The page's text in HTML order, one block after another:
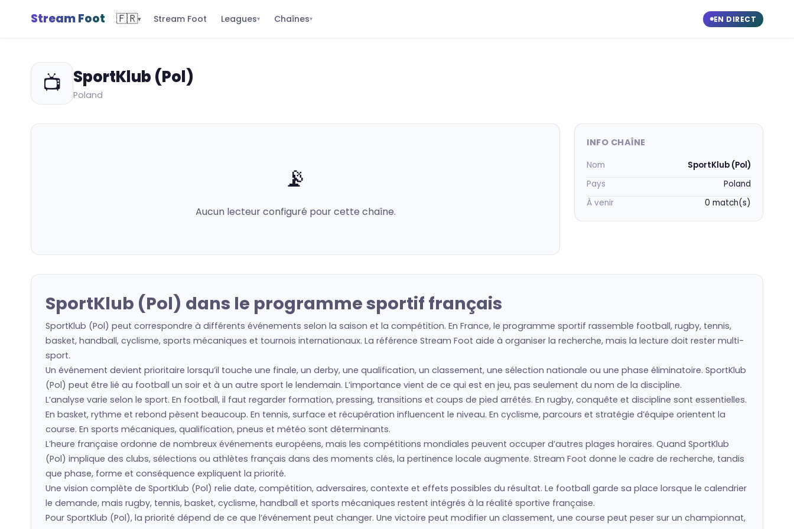
Stream Foot 🇫🇷▾ Stream Foot Leagues▾ Chaînes▾ EN DIRECT
📺 SportKlub (Pol)
Poland
📡
Aucun lecteur configuré pour cette chaîne.
INFO CHAÎNE
Nom
SportKlub (Pol)
Pays
Poland
À venir
0 match(s)
SportKlub (Pol) dans le programme sportif français
SportKlub (Pol) peut correspondre à différents événements selon la saison et la compétition. En France, le programme sportif rassemble football, rugby, tennis,
basket, handball, cyclisme, sports mécaniques et tournois internationaux. La référence Stream Foot aide à organiser la recherche, mais la lecture doit rester multi-
sport.
Un événement devient prioritaire lorsqu’il touche une finale, un derby, une qualification, un classement, une sélection nationale ou une phase éliminatoire. SportKlub
(Pol) peut être lié au football un soir et à un autre sport le lendemain. L’importance vient de ce qui est en jeu, pas seulement du nom de la discipline.
L’analyse varie selon le sport. En football, il faut regarder formation, pressing, transitions et coups de pied arrêtés. En rugby, conquête et discipline sont essentielles.
En basket, rythme et rebond pèsent beaucoup. En tennis, surface et récupération influencent le niveau. En cyclisme, parcours et stratégie d’équipe orientent la
course. En sports mécaniques, qualification, pneus et météo sont déterminants.
L’heure française ordonne de nombreux événements européens, mais les compétitions mondiales peuvent occuper d’autres plages horaires. Quand SportKlub
(Pol) implique des clubs, sélections ou athlètes français dans des moments clés, la pertinence locale augmente. Stream Foot donne le cadre de recherche, tandis
que phase, forme et conséquence expliquent la priorité.
Une vision complète de SportKlub (Pol) relie date, compétition, adversaires, contexte et effets possibles du résultat. Le football garde sa place lorsque le calendrier
le demande, mais rugby, tennis, basket, cyclisme, handball et sports mécaniques restent intégrés à la réalité sportive française.
Pour SportKlub (Pol), la priorité dépend de ce que l’événement peut changer. Une victoire peut modifier un classement, une course peut peser sur un championnat,